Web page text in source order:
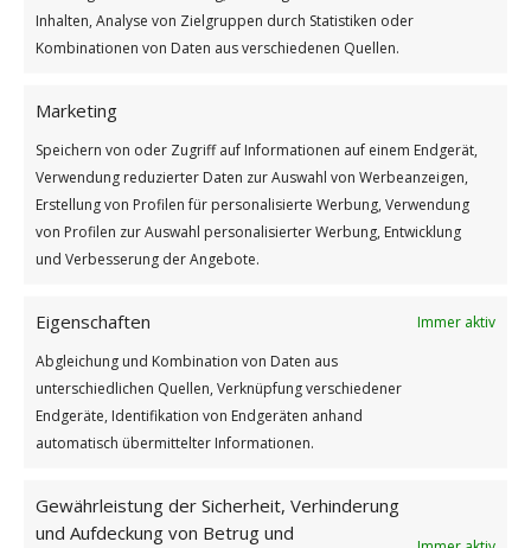
Inhalten, Analyse von Zielgruppen durch Statistiken oder
Kombinationen von Daten aus verschiedenen Quellen.
Marketing
Speichern von oder Zugriff auf Informationen auf einem Endgerät,
Verwendung reduzierter Daten zur Auswahl von Werbeanzeigen,
Erstellung von Profilen für personalisierte Werbung, Verwendung
von Profilen zur Auswahl personalisierter Werbung, Entwicklung
und Verbesserung der Angebote.
Eigenschaften
Immer aktiv
Abgleichung und Kombination von Daten aus
unterschiedlichen Quellen, Verknüpfung verschiedener
Endgeräte, Identifikation von Endgeräten anhand
automatisch übermittelter Informationen.
Gewährleistung der Sicherheit, Verhinderung
und Aufdeckung von Betrug und
Hippie Gnome – Pappbecher 03